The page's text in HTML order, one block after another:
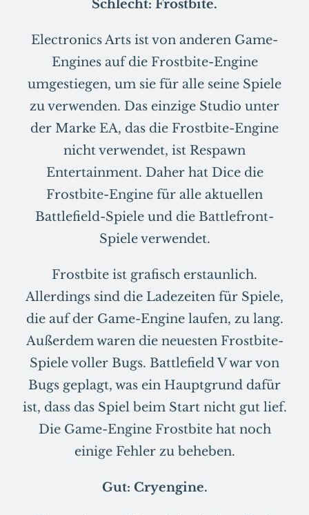
Schlecht: Frostbite.
Electronics Arts ist von anderen Game-
Engines auf die Frostbite-Engine
umgestiegen, um sie für alle seine Spiele
zu verwenden. Das einzige Studio unter
der Marke EA, das die Frostbite-Engine
nicht verwendet, ist Respawn
Entertainment. Daher hat Dice die
Frostbite-Engine für alle aktuellen
Battlefield-Spiele und die Battlefront-
Spiele verwendet.
Frostbite ist grafisch erstaunlich.
Allerdings sind die Ladezeiten für Spiele,
die auf der Game-Engine laufen, zu lang.
Außerdem waren die neuesten Frostbite-
Spiele voller Bugs. Battlefield V war von
Bugs geplagt, was ein Hauptgrund dafür
ist, dass das Spiel beim Start nicht gut lief.
Die Game-Engine Frostbite hat noch
einige Fehler zu beheben.
Gut: Cryengine.